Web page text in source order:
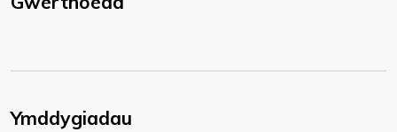
Ymddygiadau